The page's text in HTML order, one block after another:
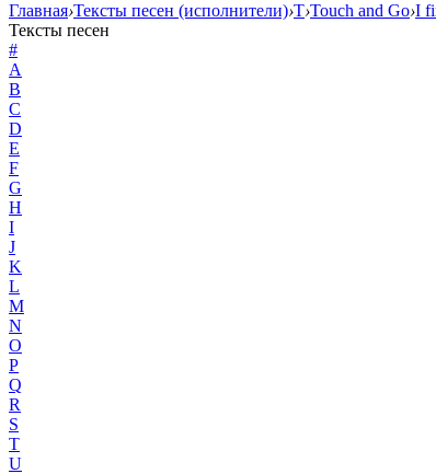
Главная›Тексты песен (исполнители)›T›Touch and Go›I
Тексты песен
#
A
B
C
D
E
F
G
H
I
J
K
L
M
N
O
P
Q
R
S
T
U